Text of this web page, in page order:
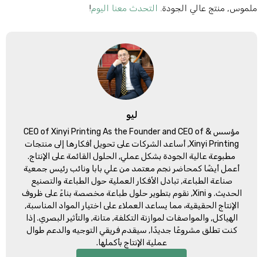
منتج عالي الجودة.التحدث معنا اليوم!
ليو
مؤسس &CEO of Xinyi Printing As the Founder and CEO of
Xinyi Printing, أساعد الشركات على تحويل أفكارها إلى منتجات
مطبوعة عالية الجودة بشكل عملي, الحلول القائمة على الإنتاج.
أعمل أيضًا كمحاضر نجم معتمد من علي بابا ونائب رئيس جمعية
صناعة الطباعة, تبادل الأفكار العملية حول الطباعة والتصنيع
الحديث. و Xini, نقوم بتطوير حلول طباعة مخصصة بناءً على ظروف
الإنتاج الحقيقية، مما يساعد العملاء على اختيار المواد المناسبة,
الهياكل, والمواصفات لموازنة التكلفة, متانة, والتأثير البصري. إذا
كنت تطلق مشروعًا جديدًا, سيقدم فريقي التوجيه والدعم طوال
عملية الإنتاج بأكملها.